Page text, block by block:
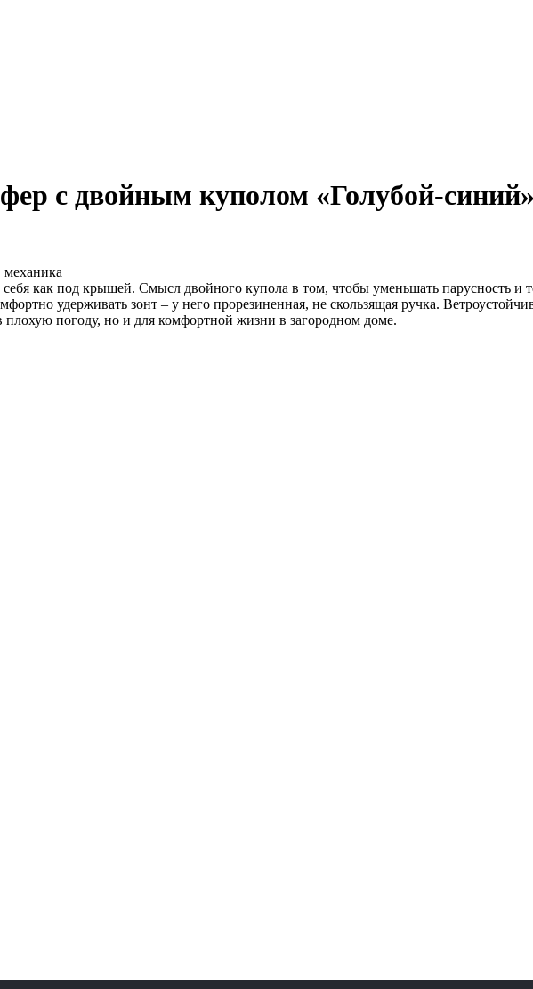
с двойным куполом «Голубой-
как под крышей. Смысл двойного купола в том, чтобы уменьшать парусность и
удерживать зонт – у него прорезиненная, не скользящая ручка.
погоду, но и для комфортной жизни в загородном доме.